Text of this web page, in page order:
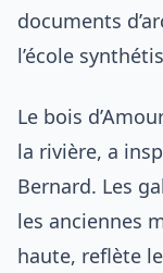
documents
l’école
Le bois
la rivière, a
Bernard. Les
les anciennes
haute, reflète